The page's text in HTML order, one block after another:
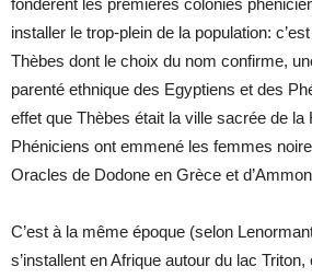
installer le trop-plein de la population:
Thèbes dont le choix du nom confirme,
parenté ethnique des Egyptiens et des
effet que Thèbes était la ville sacrée de la
Phéniciens ont emmené les femmes
Oracles de Dodone en Grèce et
C’est à la même époque (selon
s’installent en Afrique autour du lac